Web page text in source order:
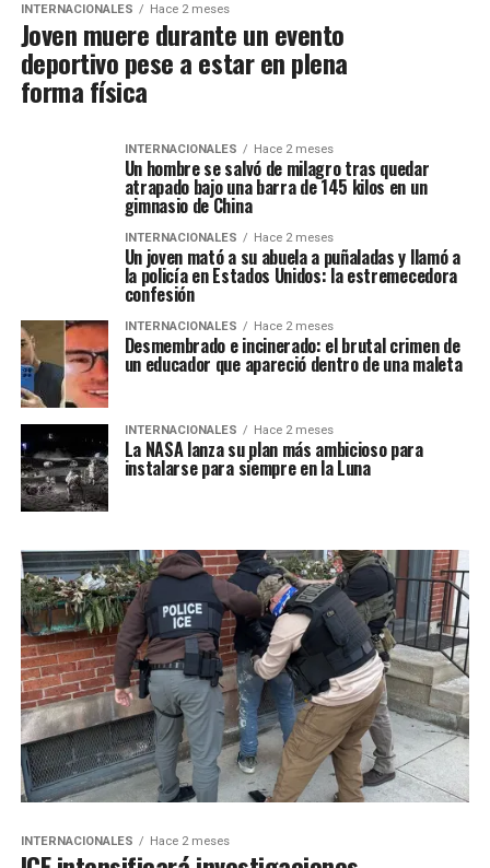
INTERNACIONALES Hace 2 meses
Joven muere durante un evento
deportivo pese a estar en plena
forma física
INTERNACIONALES Hace 2 meses
Un hombre se salvó de milagro tras quedar
atrapado bajo una barra de 145 kilos en un
gimnasio de China
INTERNACIONALES Hace 2 meses
Un joven mató a su abuela a puñaladas y llamó a
la policía en Estados Unidos: la estremecedora
confesión
INTERNACIONALES Hace 2 meses
Desmembrado e incinerado: el brutal crimen de
un educador que apareció dentro de una maleta
INTERNACIONALES Hace 2 meses
La NASA lanza su plan más ambicioso para
instalarse para siempre en la Luna
INTERNACIONALES Hace 2 meses